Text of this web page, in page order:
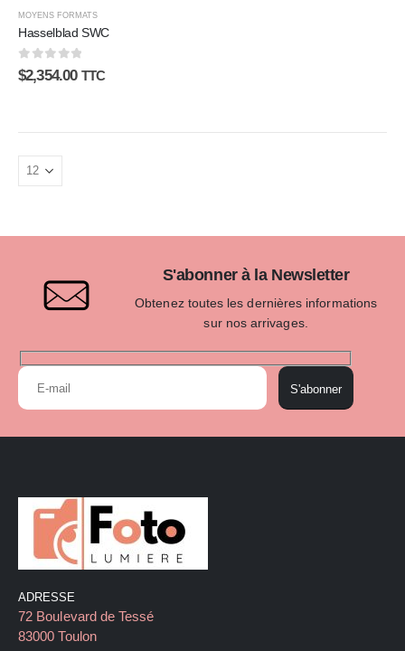
MOYENS FORMATS
Hasselblad SWC
0sur 5
$2,354.00 TTC
S'abonner à la Newsletter
Obtenez toutes les dernières informations
sur nos arrivages.
S'abonner
ADRESSE
72 Boulevard de Tessé
83000 Toulon